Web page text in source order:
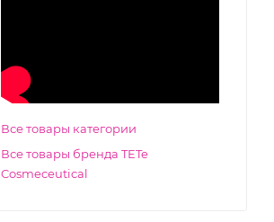
Все товары категории
Все товары бренда TETe
Cosmeceutical